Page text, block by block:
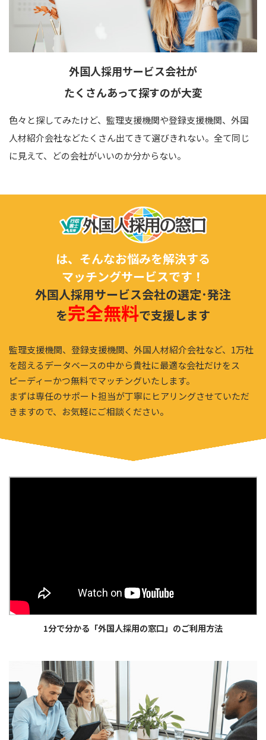
外国人採用サービス会社が
たくさんあって探すのが大変
色々と探してみたけど、監理支援機関や登録支援機関、外国
人材紹介会社などたくさん出てきて選びきれない。全て同じ
に見えて、どの会社がいいのか分からない。
は、そんなお悩みを解決する
マッチングサービスです！
外国人採用サービス会社の選定･発注
を完全無料で支援します
監理支援機関、登録支援機関、外国人材紹介会社など、1万社
を超えるデータベースの中から貴社に最適な会社だけをス
ピーディーかつ無料でマッチングいたします。
まずは専任のサポート担当が丁寧にヒアリングさせていただ
きますので、 お気軽にご相談ください。
1分で分かる「外国人採用の窓口」のご利用方法